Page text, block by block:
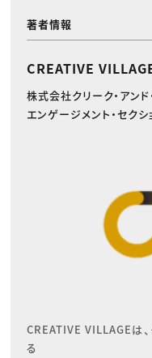
著者情報
CREATIVE
株式会社クリーク・アンド
エンゲージメント・セクシ
CREATIVE VILLAGEは
る